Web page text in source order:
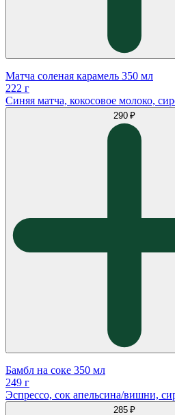
Матча соленая карамель 350 мл
222 г
Синяя матча, кокосовое молоко,
290 ₽
Бамбл на соке 350 мл
249 г
Эспрессо, сок апельсина/вишни,
285 ₽